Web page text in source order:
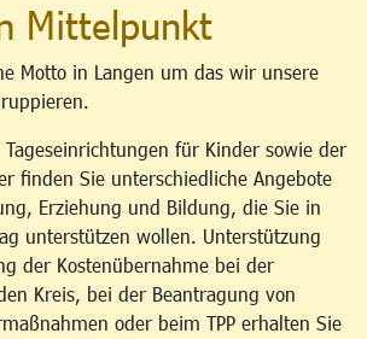
Mittelpunkt
Motto in Langen um das wir unsere
für Kinder sowie der
finden Sie unterschiedliche Angebote
Erziehung und Bildung, die Sie in
unterstützen wollen. Unterstützung
der Kostenübernahme bei der
Kreis, bei der Beantragung von
oder beim TPP erhalten Sie